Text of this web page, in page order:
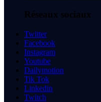
Réseaux sociaux
Twitter
Facebook
Instagram
Youtube
Dailymotion
Tik Tok
Linkedin
Twitch